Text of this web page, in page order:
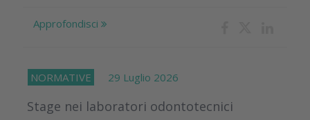
Approfondisci
NORMATIVE 29 Luglio 2026
Stage nei laboratori odontotecnici